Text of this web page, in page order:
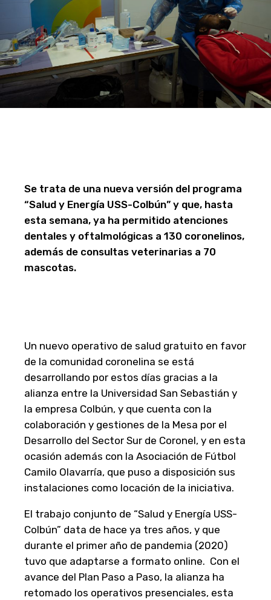
Se trata de una nueva versión del programa
“Salud y Energía USS-Colbún” y que, hasta
esta semana, ya ha permitido atenciones
dentales y oftalmológicas a 130 coronelinos,
además de consultas veterinarias a 70
mascotas.
Un nuevo operativo de salud gratuito en favor
de la comunidad coronelina se está
desarrollando por estos días gracias a la
alianza entre la Universidad San Sebastián y
la empresa Colbún, y que cuenta con la
colaboración y gestiones de la Mesa por el
Desarrollo del Sector Sur de Coronel, y en esta
ocasión además con la Asociación de Fútbol
Camilo Olavarría, que puso a disposición sus
instalaciones como locación de la iniciativa.
El trabajo conjunto de “Salud y Energía USS-
Colbún” data de hace ya tres años, y que
durante el primer año de pandemia (2020)
tuvo que adaptarse a formato online. Con el
avance del Plan Paso a Paso, la alianza ha
retomado los operativos presenciales, esta